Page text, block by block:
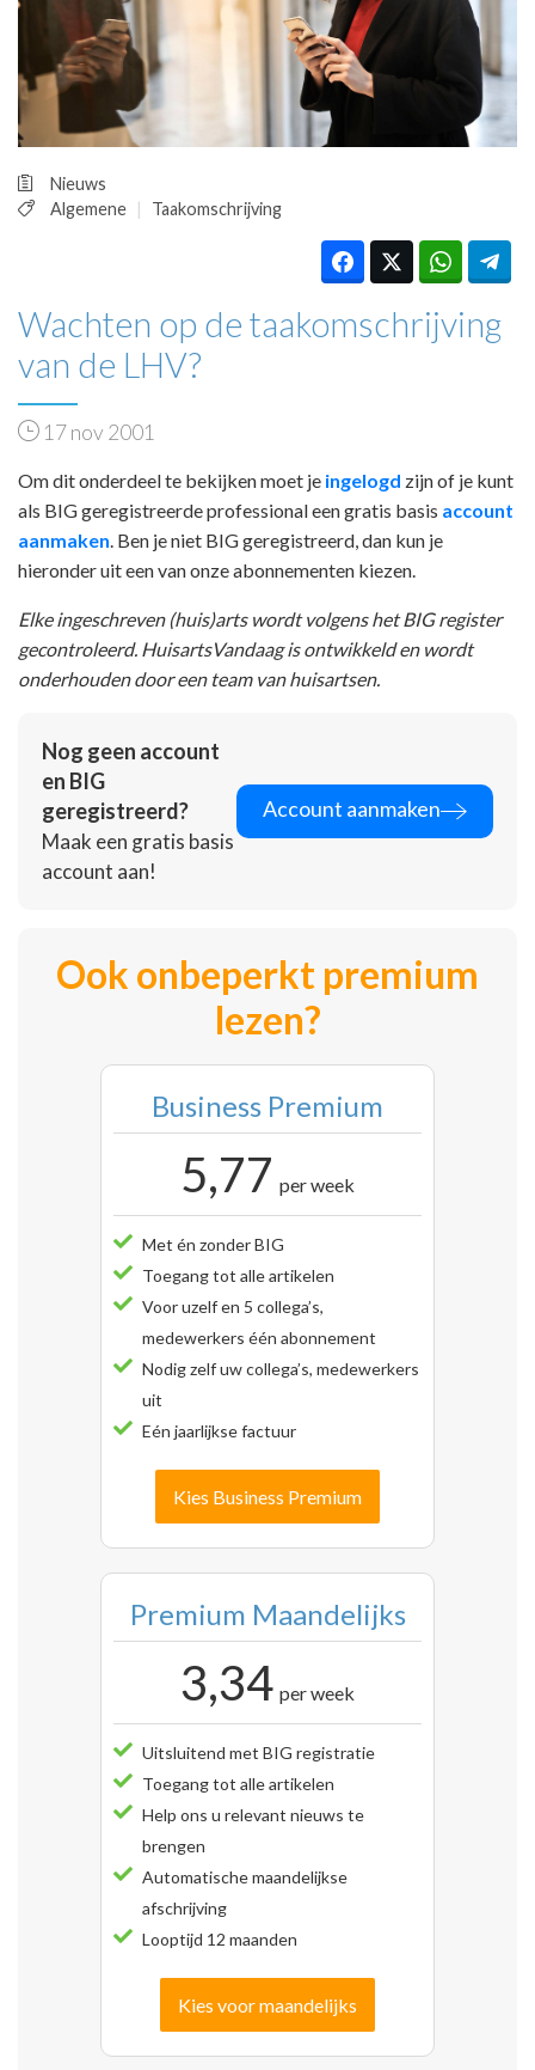
PRAKTIJKZAKEN
TARIEVEN
VPHUISARTSEN
MEDISCHE VAKHANDEL
REGISTRATIE
Nieuws
Algemene
Taakomschrijving
Wachten op de taakomschrijving
van de LHV?
17 nov 2001
Om dit onderdeel te bekijken moet je ingelogd zijn of je kunt
als BIG geregistreerde professional een gratis basis account
aanmaken . Ben je niet BIG geregistreerd, dan kun je
hieronder uit een van onze abonnementen kiezen.
Elke ingeschreven (huis)arts wordt volgens het BIG register
gecontroleerd. HuisartsVandaag is ontwikkeld en wordt
onderhouden door een team van huisartsen.
Nog geen account
en BIG
geregistreerd?
Maak een gratis basis
account aan!
Account aanmaken
Ook onbeperkt premium
lezen?
Business Premium
5,77 per week
Met én zonder BIG
Toegang tot alle artikelen
Voor uzelf en 5 collega’s,
medewerkers één abonnement
Nodig zelf uw collega’s, medewerkers
uit
Eén jaarlijkse factuur
Kies Business Premium
Premium Maandelijks
3,34 per week
Uitsluitend met BIG registratie
Toegang tot alle artikelen
Help ons u relevant nieuws te
brengen
Automatische maandelijkse
afschrijving
Looptijd 12 maanden
Kies voor maandelijks